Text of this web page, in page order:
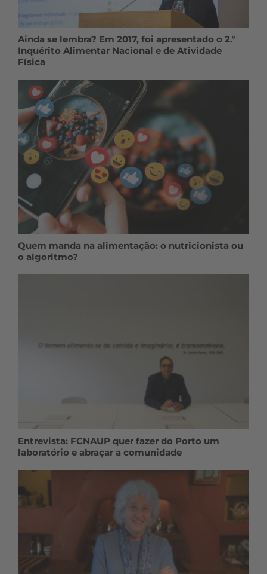
Ainda se lembra? Em 2017, foi apresentado o 2.º
Inquérito Alimentar Nacional e de Atividade
Física
Quem manda na alimentação: o nutricionista ou
o algoritmo?
Entrevista: FCNAUP quer fazer do Porto um
laboratório e abraçar a comunidade